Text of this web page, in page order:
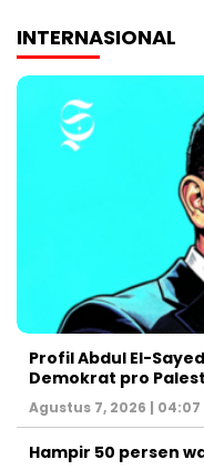
INTERNASIONAL
Profil Abdul El-
Demokrat pro
Agustus 7, 2026 | 04:07
Hampir 50 persen